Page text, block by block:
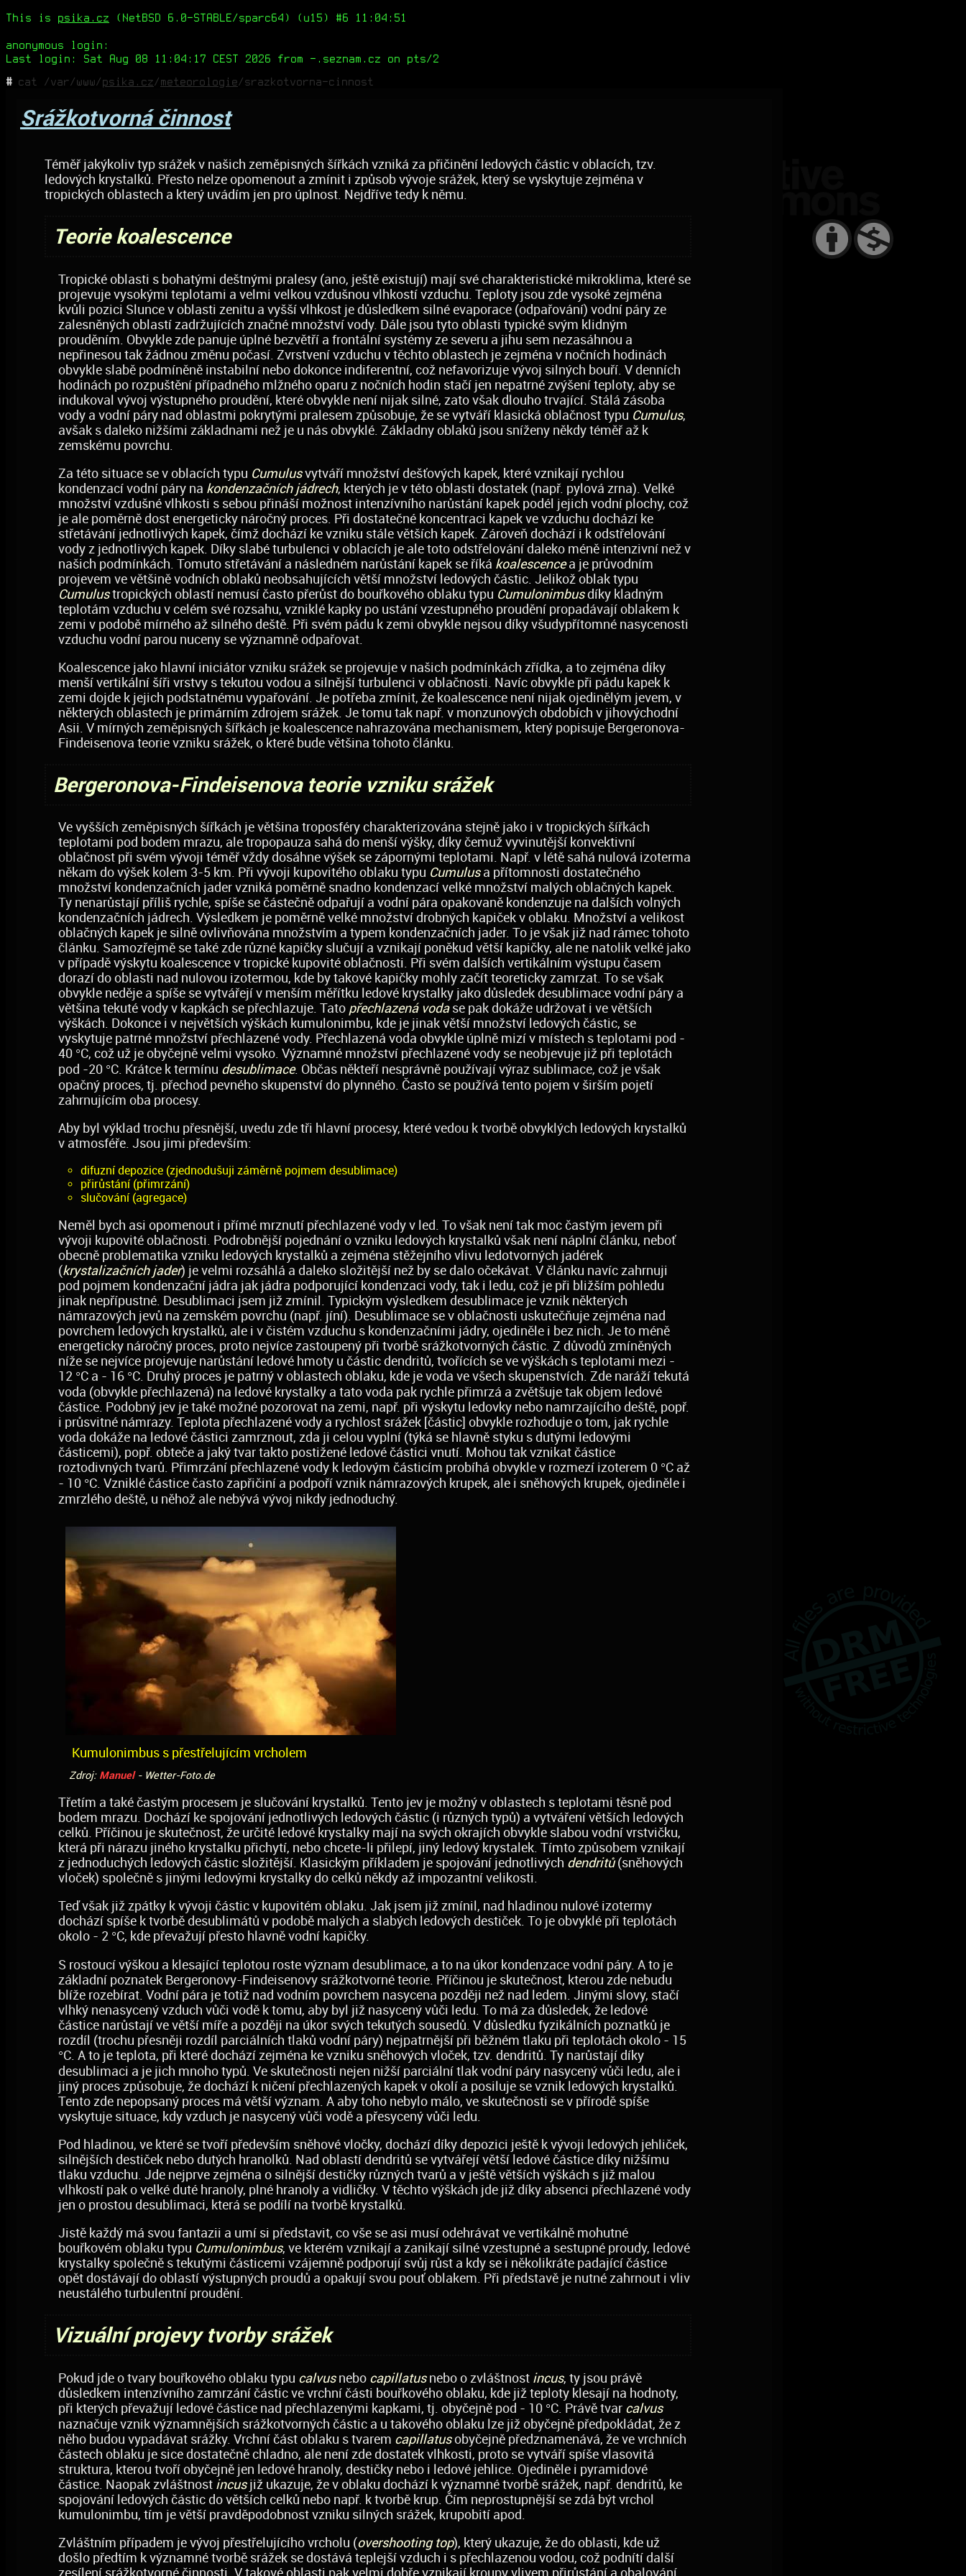
This is psika.cz (NetBSD 6.0-STABLE/sparc64) (u15) #6 11:04:51
anonymous login:
Last login: Sat Aug 08 11:04:17 CEST 2026 from -.seznam.cz on pts/2
# cat /var/www/psika.cz/meteorologie/srazkotvorna-cinnost
Srážkotvorná činnost
Téměř jakýkoliv typ srážek v našich zeměpisných šířkách vzniká za přičinění ledových částic v oblacích, tzv.
ledových krystalků. Přesto nelze opomenout a zmínit i způsob vývoje srážek, který se vyskytuje zejména v
tropických oblastech a který uvádím jen pro úplnost. Nejdříve tedy k němu.
Teorie koalescence
Tropické oblasti s bohatými deštnými pralesy (ano, ještě existují) mají své charakteristické mikroklima, které se
projevuje vysokými teplotami a velmi velkou vzdušnou vlhkostí vzduchu. Teploty jsou zde vysoké zejména
kvůli pozici Slunce v oblasti zenitu a vyšší vlhkost je důsledkem silné evaporace (odpařování) vodní páry ze
zalesněných oblastí zadržujících značné množství vody. Dále jsou tyto oblasti typické svým klidným
prouděním. Obvykle zde panuje úplné bezvětří a frontální systémy ze severu a jihu sem nezasáhnou a
nepřinesou tak žádnou změnu počasí. Zvrstvení vzduchu v těchto oblastech je zejména v nočních hodinách
obvykle slabě podmíněně instabilní nebo dokonce indiferentní, což nefavorizuje vývoj silných bouří. V denních
hodinách po rozpuštění případného mlžného oparu z nočních hodin stačí jen nepatrné zvýšení teploty, aby se
indukoval vývoj výstupného proudění, které obvykle není nijak silné, zato však dlouho trvající. Stálá zásoba
vody a vodní páry nad oblastmi pokrytými pralesem způsobuje, že se vytváří klasická oblačnost typu Cumulus,
avšak s daleko nižšími základnami než je u nás obvyklé. Základny oblaků jsou sníženy někdy téměř až k
zemskému povrchu.
Za této situace se v oblacích typu Cumulusvytváří množství dešťových kapek, které vznikají rychlou
kondenzací vodní páry na kondenzačních jádrech, kterých je v této oblasti dostatek (např. pylová zrna). Velké
množství vzdušné vlhkosti s sebou přináší možnost intenzívního narůstání kapek podél jejich vodní plochy, což
je ale poměrně dost energeticky náročný proces. Při dostatečné koncentraci kapek ve vzduchu dochází ke
střetávání jednotlivých kapek, čímž dochází ke vzniku stále větších kapek. Zároveň dochází i k odstřelování
vody z jednotlivých kapek. Díky slabé turbulenci v oblacích je ale toto odstřelování daleko méně intenzivní než v
našich podmínkách. Tomuto střetávání a následném narůstání kapek se říká koalescencea je průvodním
projevem ve většině vodních oblaků neobsahujících větší množství ledových částic. Jelikož oblak typu
Cumulustropických oblastí nemusí často přerůst do bouřkového oblaku typu Cumulonimbusdíky kladným
teplotám vzduchu v celém své rozsahu, vzniklé kapky po ustání vzestupného proudění propadávají oblakem k
zemi v podobě mírného až silného deště. Při svém pádu k zemi obvykle nejsou díky všudypřítomné nasycenosti
vzduchu vodní parou nuceny se významně odpařovat.
Koalescence jako hlavní iniciátor vzniku srážek se projevuje v našich podmínkách zřídka, a to zejména díky
menší vertikální šíři vrstvy s tekutou vodou a silnější turbulenci v oblačnosti. Navíc obvykle při pádu kapek k
zemi dojde k jejich podstatnému vypařování. Je potřeba zmínit, že koalescence není nijak ojedinělým jevem, v
některých oblastech je primárním zdrojem srážek. Je tomu tak např. v monzunových obdobích v jihovýchodní
Asii. V mírných zeměpisných šířkách je koalescence nahrazována mechanismem, který popisuje Bergeronova-
Findeisenova teorie vzniku srážek, o které bude většina tohoto článku.
Bergeronova-Findeisenova teorie vzniku srážek
Ve vyšších zeměpisných šířkách je většina troposféry charakterizována stejně jako i v tropických šířkách
teplotami pod bodem mrazu, ale tropopauza sahá do menší výšky, díky čemuž vyvinutější konvektivní
oblačnost při svém vývoji téměř vždy dosáhne výšek se zápornými teplotami. Např. v létě sahá nulová izoterma
někam do výšek kolem 3-5 km. Při vývoji kupovitého oblaku typu Cumulusa přítomnosti dostatečného
množství kondenzačních jader vzniká poměrně snadno kondenzací velké množství malých oblačných kapek.
Ty nenarůstají příliš rychle, spíše se částečně odpařují a vodní pára opakovaně kondenzuje na dalších volných
kondenzačních jádrech. Výsledkem je poměrně velké množství drobných kapiček v oblaku. Množství a velikost
oblačných kapek je silně ovlivňována množstvím a typem kondenzačních jader. To je však již nad rámec tohoto
článku. Samozřejmě se také zde různé kapičky slučují a vznikají poněkud větší kapičky, ale ne natolik velké jako
v případě výskytu koalescence v tropické kupovité oblačnosti. Při svém dalších vertikálním výstupu časem
dorazí do oblasti nad nulovou izotermou, kde by takové kapičky mohly začít teoreticky zamrzat. To se však
obvykle neděje a spíše se vytvářejí v menším měřítku ledové krystalky jako důsledek desublimace vodní páry a
většina tekuté vody v kapkách se přechlazuje. Tato přechlazená vodase pak dokáže udržovat i ve větších
výškách. Dokonce i v největších výškách kumulonimbu, kde je jinak větší množství ledových částic, se
vyskytuje patrné množství přechlazené vody. Přechlazená voda obvykle úplně mizí v místech s teplotami pod -
40 °C, což už je obyčejně velmi vysoko. Významné množství přechlazené vody se neobjevuje již při teplotách
pod -20 °C. Krátce k termínu desublimace. Občas někteří nesprávně používají výraz sublimace, což je však
opačný proces, tj. přechod pevného skupenství do plynného. Často se používá tento pojem v širším pojetí
zahrnujícím oba procesy.
Aby byl výklad trochu přesnější, uvedu zde tři hlavní procesy, které vedou k tvorbě obvyklých ledových krystalků
v atmosféře. Jsou jimi především:
difuzní depozice (zjednodušuji záměrně pojmem desublimace)
přirůstání (přimrzání)
slučování (agregace)
Neměl bych asi opomenout i přímé mrznutí přechlazené vody v led. To však není tak moc častým jevem při
vývoji kupovité oblačnosti. Podrobnější pojednání o vzniku ledových krystalků však není náplní článku, neboť
obecně problematika vzniku ledových krystalků a zejména stěžejního vlivu ledotvorných jadérek
(krystalizačních jader) je velmi rozsáhlá a daleko složitější než by se dalo očekávat. V článku navíc zahrnuji
pod pojmem kondenzační jádra jak jádra podporující kondenzaci vody, tak i ledu, což je při bližším pohledu
jinak nepřípustné. Desublimaci jsem již zmínil. Typickým výsledkem desublimace je vznik některých
námrazových jevů na zemském povrchu (např. jíní). Desublimace se v oblačnosti uskutečňuje zejména nad
povrchem ledových krystalků, ale i v čistém vzduchu s kondenzačními jádry, ojediněle i bez nich. Je to méně
energeticky náročný proces, proto nejvíce zastoupený při tvorbě srážkotvorných částic. Z důvodů zmíněných
níže se nejvíce projevuje narůstání ledové hmoty u částic dendritů, tvořících se ve výškách s teplotami mezi -
12 °C a - 16 °C. Druhý proces je patrný v oblastech oblaku, kde je voda ve všech skupenstvích. Zde naráží tekutá
voda (obvykle přechlazená) na ledové krystalky a tato voda pak rychle přimrzá a zvětšuje tak objem ledové
částice. Podobný jev je také možné pozorovat na zemi, např. při výskytu ledovky nebo namrzajícího deště, popř.
i průsvitné námrazy. Teplota přechlazené vody a rychlost srážek [částic] obvykle rozhoduje o tom, jak rychle
voda dokáže na ledové částici zamrznout, zda ji celou vyplní (týká se hlavně styku s dutými ledovými
částicemi), popř. obteče a jaký tvar takto postižené ledové částici vnutí. Mohou tak vznikat částice
roztodivných tvarů. Přimrzání přechlazené vody k ledovým částicím probíhá obvykle v rozmezí izoterem 0 °C až
- 10 °C. Vzniklé částice často zapřičiní a podpoří vznik námrazových krupek, ale i sněhových krupek, ojediněle i
zmrzlého deště, u něhož ale nebývá vývoj nikdy jednoduchý.
Kumulonimbus s přestřelujícím vrcholem
Zdroj: Manuel- Wetter-Foto.de
Třetím a také častým procesem je slučování krystalků. Tento jev je možný v oblastech s teplotami těsně pod
bodem mrazu. Dochází ke spojování jednotlivých ledových částic (i různých typů) a vytváření větších ledových
celků. Příčinou je skutečnost, že určité ledové krystalky mají na svých okrajích obvykle slabou vodní vrstvičku,
která při nárazu jiného krystalku přichytí, nebo chcete-li přilepí, jiný ledový krystalek. Tímto způsobem vznikají
z jednoduchých ledových částic složitější. Klasickým příkladem je spojování jednotlivých dendritů(sněhových
vloček) společně s jinými ledovými krystalky do celků někdy až impozantní velikosti.
Teď však již zpátky k vývoji částic v kupovitém oblaku. Jak jsem již zmínil, nad hladinou nulové izotermy
dochází spíše k tvorbě desublimátů v podobě malých a slabých ledových destiček. To je obvyklé při teplotách
okolo - 2 °C, kde převažují přesto hlavně vodní kapičky.
S rostoucí výškou a klesající teplotou roste význam desublimace, a to na úkor kondenzace vodní páry. A to je
základní poznatek Bergeronovy-Findeisenovy srážkotvorné teorie. Příčinou je skutečnost, kterou zde nebudu
blíže rozebírat. Vodní pára je totiž nad vodním povrchem nasycena později než nad ledem. Jinými slovy, stačí
vlhký nenasycený vzduch vůči vodě k tomu, aby byl již nasycený vůči ledu. To má za důsledek, že ledové
částice narůstají ve větší míře a později na úkor svých tekutých sousedů. V důsledku fyzikálních poznatků je
rozdíl (trochu přesněji rozdíl parciálních tlaků vodní páry) nejpatrnější při běžném tlaku při teplotách okolo - 15
°C. A to je teplota, při které dochází zejména ke vzniku sněhových vloček, tzv. dendritů. Ty narůstají díky
desublimaci a je jich mnoho typů. Ve skutečnosti nejen nižší parciální tlak vodní páry nasycený vůči ledu, ale i
jiný proces způsobuje, že dochází k ničení přechlazených kapek v okolí a posiluje se vznik ledových krystalků.
Tento zde nepopsaný proces má větší význam. A aby toho nebylo málo, ve skutečnosti se v přírodě spíše
vyskytuje situace, kdy vzduch je nasycený vůči vodě a přesycený vůči ledu.
Pod hladinou, ve které se tvoří především sněhové vločky, dochází díky depozici ještě k vývoji ledových jehliček,
silnějších destiček nebo dutých hranolků. Nad oblastí dendritů se vytvářejí větší ledové částice díky nižšímu
tlaku vzduchu. Jde nejprve zejména o silnější destičky různých tvarů a v ještě větších výškách s již malou
vlhkostí pak o velké duté hranoly, plné hranoly a vidličky. V těchto výškách jde již díky absenci přechlazené vody
jen o prostou desublimaci, která se podílí na tvorbě krystalků.
Jistě každý má svou fantazii a umí si představit, co vše se asi musí odehrávat ve vertikálně mohutné
bouřkovém oblaku typu Cumulonimbus, ve kterém vznikají a zanikají silné vzestupné a sestupné proudy, ledové
krystalky společně s tekutými částicemi vzájemně podporují svůj růst a kdy se i několikráte padající částice
opět dostávají do oblastí výstupných proudů a opakují svou pouť oblakem. Při představě je nutné zahrnout i vliv
neustálého turbulentní proudění.
Vizuální projevy tvorby srážek
Pokud jde o tvary bouřkového oblaku typu calvusnebo capillatusnebo o zvláštnost incus, ty jsou právě
důsledkem intenzívního zamrzání částic ve vrchní části bouřkového oblaku, kde již teploty klesají na hodnoty,
při kterých převažují ledové částice nad přechlazenými kapkami, tj. obyčejně pod - 10 °C. Právě tvar calvus
naznačuje vznik významnějších srážkotvorných částic a u takového oblaku lze již obyčejně předpokládat, že z
něho budou vypadávat srážky. Vrchní část oblaku s tvarem capillatusobyčejně předznamenává, že ve vrchních
částech oblaku je sice dostatečně chladno, ale není zde dostatek vlhkosti, proto se vytváří spíše vlasovitá
struktura, kterou tvoří obyčejně jen ledové hranoly, destičky nebo i ledové jehlice. Ojediněle i pyramidové
částice. Naopak zvláštnost incusjiž ukazuje, že v oblaku dochází k významné tvorbě srážek, např. dendritů, ke
spojování ledových částic do větších celků nebo např. k tvorbě krup. Čím neprostupnější se zdá být vrchol
kumulonimbu, tím je větší pravděpodobnost vzniku silných srážek, krupobití apod.
Zvláštním případem je vývoj přestřelujícího vrcholu (overshooting top), který ukazuje, že do oblasti, kde už
došlo předtím k významné tvorbě srážek se dostává teplejší vzduch i s přechlazenou vodou, což podnítí další
zesílení srážkotvorné činnosti. V takové oblasti pak velmi dobře vznikají kroupy vlivem přirůstání a obalování